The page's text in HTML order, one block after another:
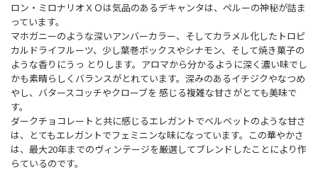
ロン・ミロナリオＸＯは気品のあるデキャンタは、ペルーの神秘が詰ま
っています。
マホガニーのような深いアンバーカラー、そしてカラメル化したトロピ
カルドライフルーツ、少し葉巻ボックスやシナモン、そして焼き菓子の
ような香りにうっ とりします。アロマから分かるように深く濃い味でし
かも素晴らしくバランスがとれています。深みのあるイチジクやなつめ
やし、バタースコッチやクローブを 感じる複雑な甘さがとても美味で
す。
ダークチョコレートと共に感じるエレガントでベルベットのような甘さ
は、とてもエレガントでフェミニンな味になっています。この華やかさ
は、最大20年までのヴィンテージを厳選してブレンドしたことにより作
らているのです。